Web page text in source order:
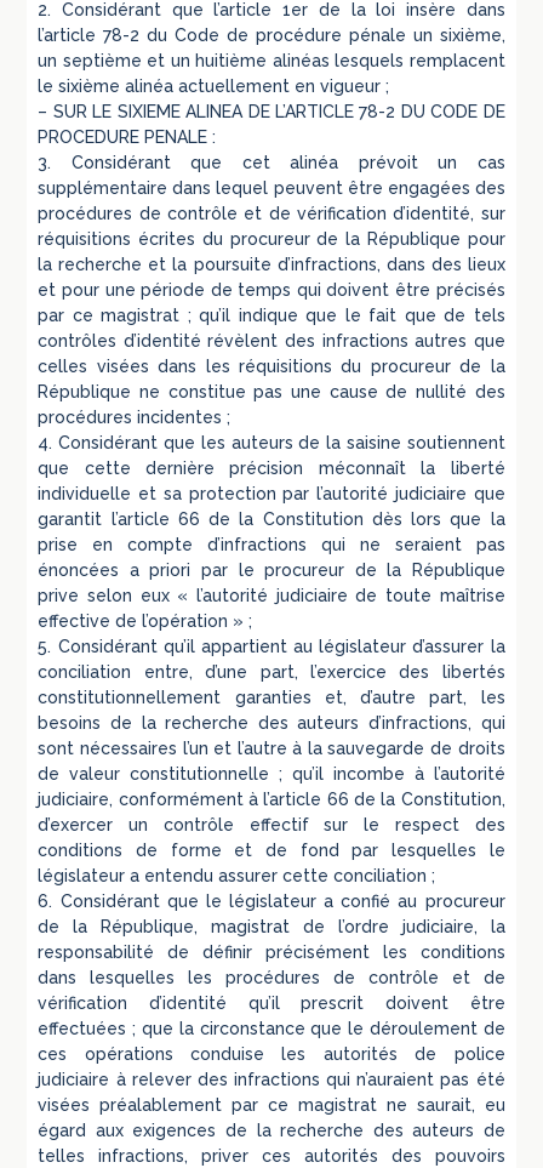
2. Considérant que l’article 1er de la loi insère dans
l’article 78-2 du Code de procédure pénale un sixième,
un septième et un huitième alinéas lesquels remplacent
le sixième alinéa actuellement en vigueur ;
– SUR LE SIXIEME ALINEA DE L’ARTICLE 78-2 DU CODE DE
PROCEDURE PENALE :
3. Considérant que cet alinéa prévoit un cas
supplémentaire dans lequel peuvent être engagées des
procédures de contrôle et de vérification d’identité, sur
réquisitions écrites du procureur de la République pour
la recherche et la poursuite d’infractions, dans des lieux
et pour une période de temps qui doivent être précisés
par ce magistrat ; qu’il indique que le fait que de tels
contrôles d’identité révèlent des infractions autres que
celles visées dans les réquisitions du procureur de la
République ne constitue pas une cause de nullité des
procédures incidentes ;
4. Considérant que les auteurs de la saisine soutiennent
que cette dernière précision méconnaît la liberté
individuelle et sa protection par l’autorité judiciaire que
garantit l’article 66 de la Constitution dès lors que la
prise en compte d’infractions qui ne seraient pas
énoncées a priori par le procureur de la République
prive selon eux « l’autorité judiciaire de toute maîtrise
effective de l’opération » ;
5. Considérant qu’il appartient au législateur d’assurer la
conciliation entre, d’une part, l’exercice des libertés
constitutionnellement garanties et, d’autre part, les
besoins de la recherche des auteurs d’infractions, qui
sont nécessaires l’un et l’autre à la sauvegarde de droits
de valeur constitutionnelle ; qu’il incombe à l’autorité
judiciaire, conformément à l’article 66 de la Constitution,
d’exercer un contrôle effectif sur le respect des
conditions de forme et de fond par lesquelles le
législateur a entendu assurer cette conciliation ;
6. Considérant que le législateur a confié au procureur
de la République, magistrat de l’ordre judiciaire, la
responsabilité de définir précisément les conditions
dans lesquelles les procédures de contrôle et de
vérification d’identité qu’il prescrit doivent être
effectuées ; que la circonstance que le déroulement de
ces opérations conduise les autorités de police
judiciaire à relever des infractions qui n’auraient pas été
visées préalablement par ce magistrat ne saurait, eu
égard aux exigences de la recherche des auteurs de
telles infractions, priver ces autorités des pouvoirs